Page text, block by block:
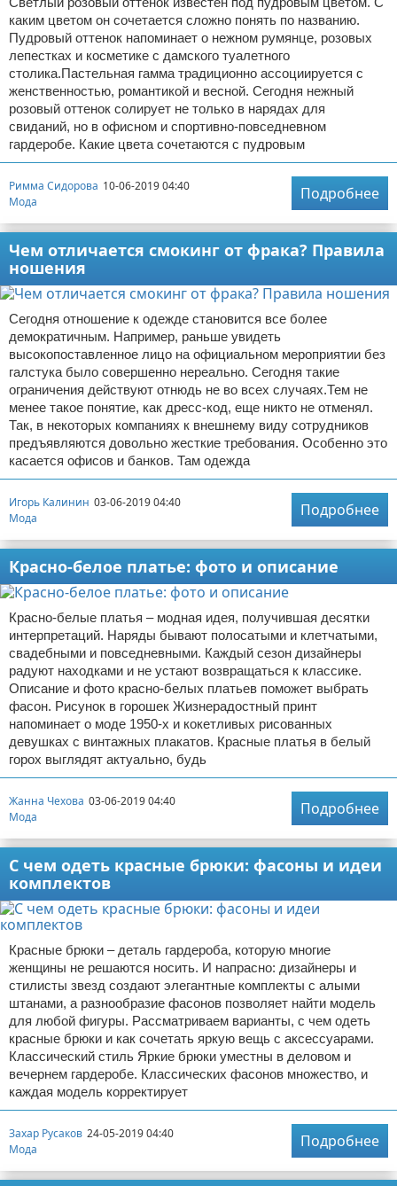
каким цветом он сочетается сложно понять по названию.
Пудровый оттенок напоминает о нежном румянце, розовых
лепестках и косметике с дамского туалетного
столика.Пастельная гамма традиционно ассоциируется с
женственностью, романтикой и весной. Сегодня нежный
розовый оттенок солирует не только в нарядах для
свиданий, но в офисном и спортивно-повседневном
гардеробе. Какие цвета сочетаются с пудровым
Римма Сидорова 10-06-2019 04:40
Мода
Подробнее
Чем отличается смокинг от фрака? Правила
ношения
Сегодня отношение к одежде становится все более
демократичным. Например, раньше увидеть
высокопоставленное лицо на официальном мероприятии без
галстука было совершенно нереально. Сегодня такие
ограничения действуют отнюдь не во всех случаях.Тем не
менее такое понятие, как дресс-код, еще никто не отменял.
Так, в некоторых компаниях к внешнему виду сотрудников
предъявляются довольно жесткие требования. Особенно это
касается офисов и банков. Там одежда
Игорь Калинин 03-06-2019 04:40
Мода
Подробнее
Красно-белое платье: фото и описание
Красно-белые платья – модная идея, получившая десятки
интерпретаций. Наряды бывают полосатыми и клетчатыми,
свадебными и повседневными. Каждый сезон дизайнеры
радуют находками и не устают возвращаться к классике.
Описание и фото красно-белых платьев поможет выбрать
фасон. Рисунок в горошек Жизнерадостный принт
напоминает о моде 1950-х и кокетливых рисованных
девушках с винтажных плакатов. Красные платья в белый
горох выглядят актуально, будь
Жанна Чехова 03-06-2019 04:40
Мода
Подробнее
С чем одеть красные брюки: фасоны и идеи
комплектов
Красные брюки – деталь гардероба, которую многие
женщины не решаются носить. И напрасно: дизайнеры и
стилисты звезд создают элегантные комплекты с алыми
штанами, а разнообразие фасонов позволяет найти модель
для любой фигуры. Рассматриваем варианты, с чем одеть
красные брюки и как сочетать яркую вещь с аксессуарами.
Классический стиль Яркие брюки уместны в деловом и
вечернем гардеробе. Классических фасонов множество, и
каждая модель корректирует
Захар Русаков 24-05-2019 04:40
Мода
Подробнее